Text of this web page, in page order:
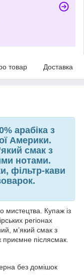
товар Доставка
арабіка з
Америки.
смак з
нотами.
фільтр-кави
мистецтва. Купаж із
регіонах
м’який смак з
приємне післясмак.
без домішок